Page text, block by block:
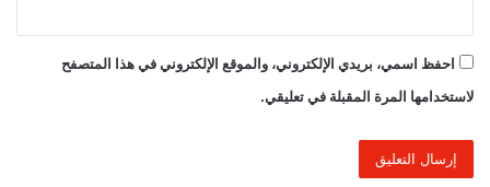
احفظ اسمي، بريدي الإلكتروني، والموقع الإلكتروني في هذا المتصفح
لاستخدامها المرة المقبلة في تعليقي.